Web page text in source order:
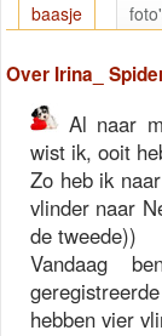
baasje
Over Irina_
Al naar
wist ik, ooit
Zo heb ik
vlinder naar
de tweede))
Vandaag
hebben vier